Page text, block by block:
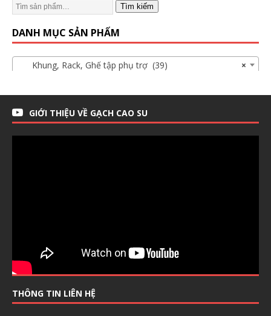
Tìm kiếm
DANH MỤC SẢN PHẨM
×
Khung, Rack, Ghế tập phụ trợ (39)
GIỚI THIỆU VỀ GẠCH CAO SU
THÔNG TIN LIÊN HỆ